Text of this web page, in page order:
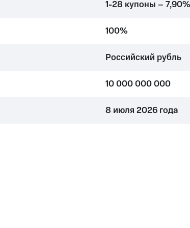
1-28 купоны – 7,90%
100%
Российский рубль
10 000 000 000
8 июля 2026 года